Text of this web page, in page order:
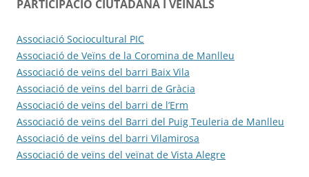
PARTICIPACIÓ CIUTADANA I VEÏNALS
Associació Sociocultural PIC
Associació de Veïns de la Coromina de Manlleu
Associació de veïns del barri Baix Vila
Associació de veïns del barri de Gràcia
Associació de veïns del barri de l’Erm
Associació de veïns del Barri del Puig Teuleria de Manlleu
Associació de veïns del barri Vilamirosa
Associació de veïns del veïnat de Vista Alegre